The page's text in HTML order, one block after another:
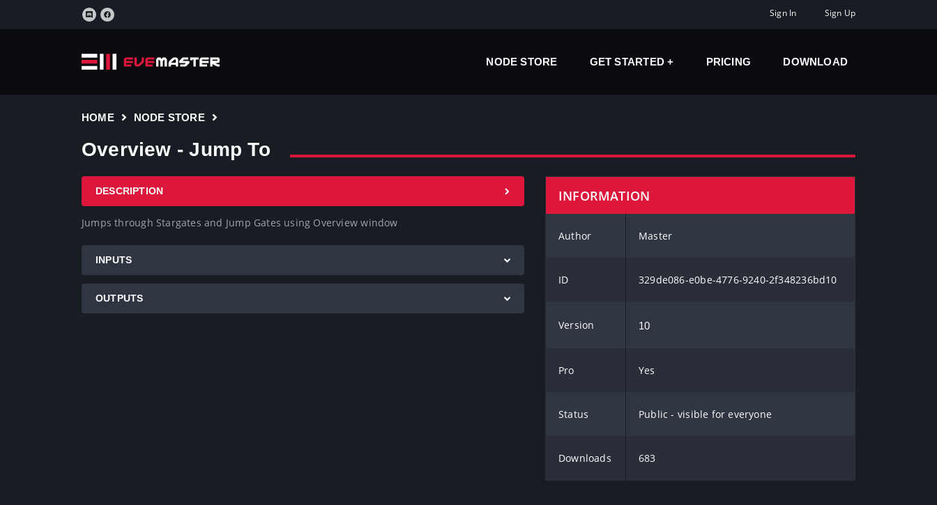
Sign In Sign Up
NODE STORE GET STARTED PRICING DOWNLOAD
HOME NODE STORE
Overview - Jump To
DESCRIPTION
Jumps through Stargates and Jump Gates using Overview window
INPUTS
OUTPUTS
INFORMATION
Author Master
ID 329de086-e0be-4776-9240-2f348236bd10
Version 10
Pro Yes
Status Public - visible for everyone
Downloads 683